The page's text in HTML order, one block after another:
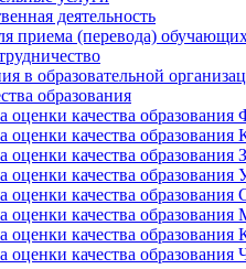
деятельность
приема (перевода)
в образовательной
образования
оценки качества
оценки качества
оценки качества
оценки качества
оценки качества
оценки качества
оценки качества
оценки качества